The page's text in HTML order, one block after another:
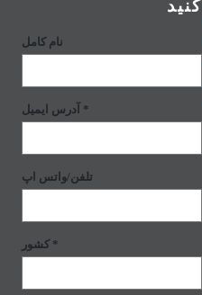
کنید
نام کامل
آدرس ایمیل *
تلفن/واتس اپ
کشور *